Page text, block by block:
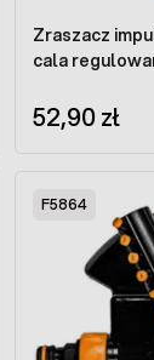
Zraszacz
cala
52,90 zł
F5864